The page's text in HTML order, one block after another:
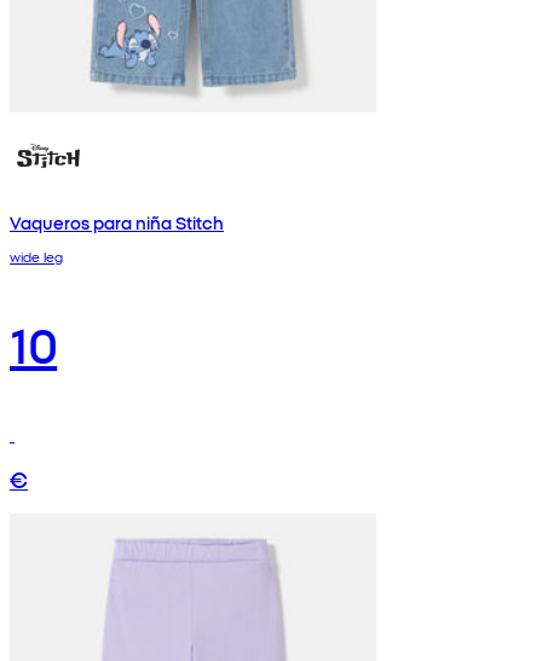
Vaqueros para niña Stitch
wide leg
10
€